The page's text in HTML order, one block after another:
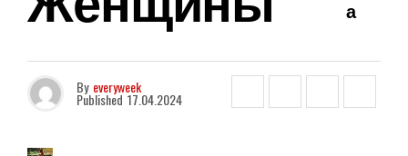
А
By everyweek
Published 17.04.2024